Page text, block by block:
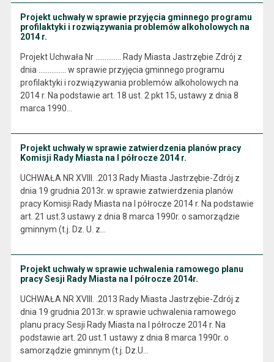
Projekt uchwały w sprawie przyjęcia gminnego programu
profilaktyki i rozwiązywania problemów alkoholowych na
2014 r.
Projekt Uchwała Nr .............. Rady Miasta Jastrzębie Zdrój z
dnia ............... w sprawie przyjęcia gminnego programu
profilaktyki i rozwiązywania problemów alkoholowych na
2014 r. Na podstawie art. 18 ust. 2 pkt 15, ustawy z dnia 8
marca 1990…
Projekt uchwały w sprawie zatwierdzenia planów pracy
Komisji Rady Miasta na I półrocze 2014 r.
UCHWAŁA NR XVIII. .2013 Rady Miasta Jastrzębie-Zdrój z
dnia 19 grudnia 2013r. w sprawie zatwierdzenia planów
pracy Komisji Rady Miasta na I półrocze 2014 r. Na podstawie
art. 21 ust.3 ustawy z dnia 8 marca 1990r. o samorządzie
gminnym (t.j. Dz. U. z…
Projekt uchwały w sprawie uchwalenia ramowego planu
pracy Sesji Rady Miasta na I półrocze 2014r.
UCHWAŁA NR XVIII. .2013 Rady Miasta Jastrzębie-Zdrój z
dnia 19 grudnia 2013r. w sprawie uchwalenia ramowego
planu pracy Sesji Rady Miasta na I półrocze 2014 r. Na
podstawie art. 20 ust.1 ustawy z dnia 8 marca 1990r. o
samorządzie gminnym (t.j. Dz.U…